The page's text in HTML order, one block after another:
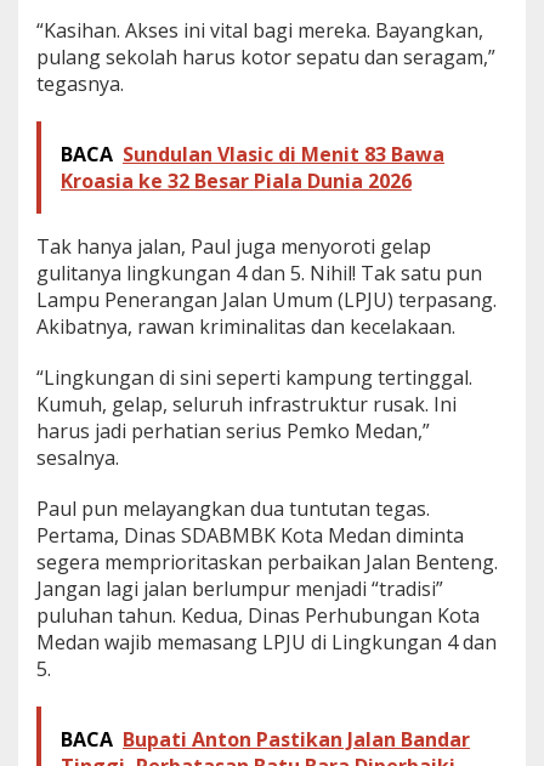
t
B
u
e
p
“Kasihan. Akses ini vital bagi mereka. Bayangkan,
pulang sekolah harus kotor sepatu dan seragam,”
tegasnya.
BACA Sundulan Vlasic di Menit 83 Bawa
Kroasia ke 32 Besar Piala Dunia 2026
Tak hanya jalan, Paul juga menyoroti gelap
gulitanya lingkungan 4 dan 5. Nihil! Tak satu pun
Lampu Penerangan Jalan Umum (LPJU) terpasang.
Akibatnya, rawan kriminalitas dan kecelakaan.
“Lingkungan di sini seperti kampung tertinggal.
Kumuh, gelap, seluruh infrastruktur rusak. Ini
harus jadi perhatian serius Pemko Medan,”
sesalnya.
Paul pun melayangkan dua tuntutan tegas.
Pertama, Dinas SDABMBK Kota Medan diminta
segera memprioritaskan perbaikan Jalan Benteng.
Jangan lagi jalan berlumpur menjadi “tradisi”
puluhan tahun. Kedua, Dinas Perhubungan Kota
Medan wajib memasang LPJU di Lingkungan 4 dan
5.
BACA Bupati Anton Pastikan Jalan Bandar